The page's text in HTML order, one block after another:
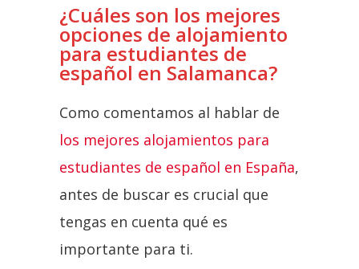
¿Cuáles son los mejores
opciones de alojamiento
para estudiantes de
español en Salamanca?
Como comentamos al hablar de
los mejores alojamientos para
estudiantes de español en España,
antes de buscar es crucial que
tengas en cuenta qué es
importante para ti.